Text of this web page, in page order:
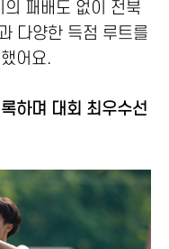
패배도 없이 전북
다양한 득점 루트를
어요.
하며 대회 최우수선